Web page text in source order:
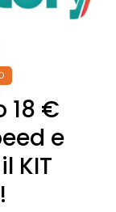
18 €
e
KIT